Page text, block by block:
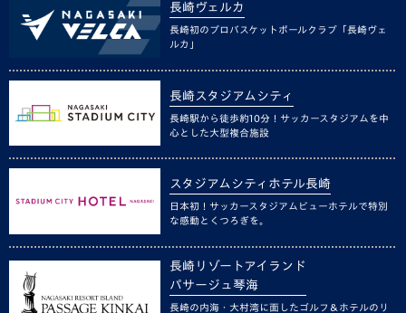
長崎ヴェルカ
長崎初のプロバスケットボールクラブ「長崎ヴェ
ルカ」
長崎スタジアムシティ
長崎駅から徒歩約10分！サッカースタジアムを中
心とした大型複合施設
スタジアムシティホテル長崎
日本初！サッカースタジアムビューホテルで特別
な感動とくつろぎを。
長崎リゾートアイランド
パサージュ琴海
長崎の内海・大村湾に面したゴルフ＆ホテルのリ